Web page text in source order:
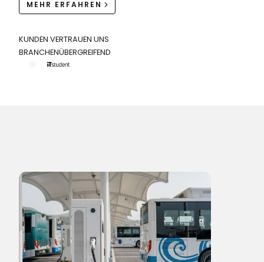
MEHR ERFAHREN
KUNDEN VERTRAUEN UNS
BRANCHENÜBERGREIFEND